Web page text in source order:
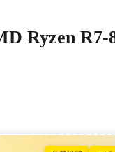
Ryzen R7-